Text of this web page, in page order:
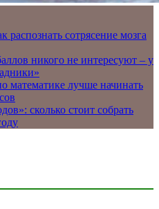
распознать сотрясение мозга
никого не интересуют – у
математике лучше начинать
сколько стоит собрать